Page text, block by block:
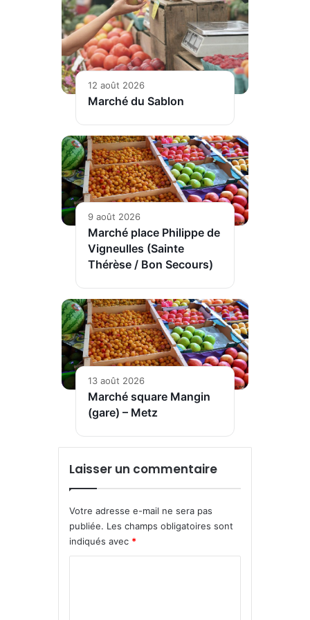
12 août 2026
Marché du Sablon
9 août 2026
Marché place Philippe de
Vigneulles (Sainte
Thérèse / Bon Secours)
13 août 2026
Marché square Mangin
(gare) – Metz
Laisser un commentaire
Votre adresse e-mail ne sera pas
publiée. Les champs obligatoires sont
indiqués avec *